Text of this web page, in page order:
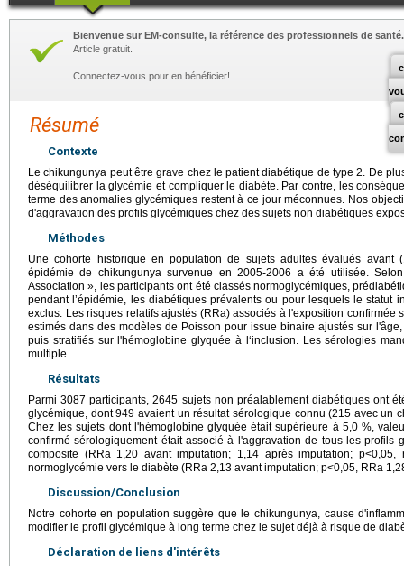
Bienvenue sur EM-consulte, la référence des professionnels de santé.
Article gratuit.
Connectez-vous pour en bénéficier!
Résumé
Contexte
Le chikungunya peut être grave chez le patient diabétique de type 2. De
déséquilibrer la glycémie et compliquer le diabète. Par contre, les
terme des anomalies glycémiques restent à ce jour méconnues. Nos
d'aggravation des profils glycémiques chez des sujets non diabétiques
Méthodes
Une cohorte historique en population de sujets adultes évalués avant
épidémie de chikungunya survenue en 2005-2006 a été utilisée.
Association », les participants ont été classés normoglycémiques,
pendant l’épidémie, les diabétiques prévalents ou pour lesquels le statut
exclus. Les risques relatifs ajustés (RRa) associés à l'exposition confirmée
estimés dans des modèles de Poisson pour issue binaire ajustés sur
puis stratifiés sur l'hémoglobine glyquée à l‘inclusion. Les sérologies
multiple.
Résultats
Parmi 3087 participants, 2645 sujets non préalablement diabétiques ont
glycémique, dont 949 avaient un résultat sérologique connu (215 avec un
Chez les sujets dont l'hémoglobine glyquée était supérieure à 5,0 %,
confirmé sérologiquement était associé à l'aggravation de tous les profils
composite (RRa 1,20 avant imputation; 1,14 après imputation; p<0,05,
normoglycémie vers le diabète (RRa 2,13 avant imputation; p<0,05, RRa
Discussion/Conclusion
Notre cohorte en population suggère que le chikungunya, cause
modifier le profil glycémique à long terme chez le sujet déjà à risque de
Déclaration de liens d'intérêts